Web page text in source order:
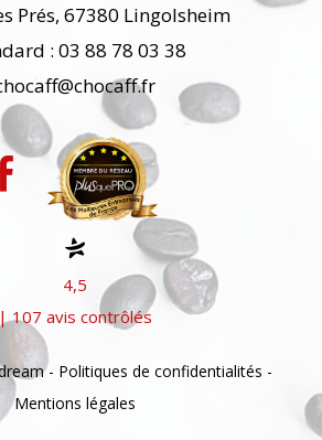
Prés, 67380 Lingolsheim
: 03 88 78 03 38
4,5
| 107 avis contrôlés
- Politiques de confidentialités -
Mentions légales